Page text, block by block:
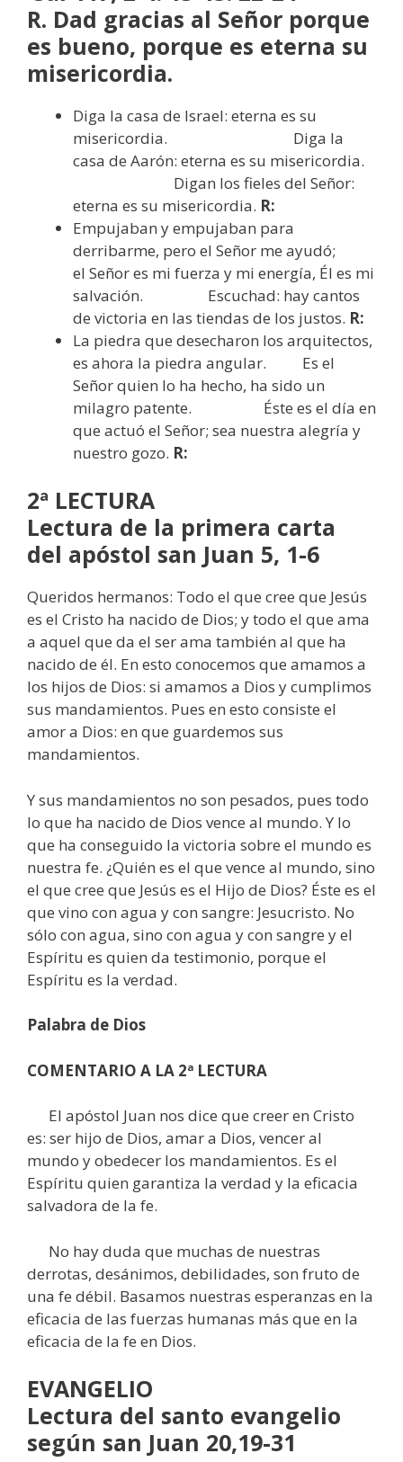
R. Dad gracias al Señor porque
es bueno, porque es eterna su
misericordia.
Diga la casa de Israel: eterna es su
misericordia. Diga la
casa de Aarón: eterna es su misericordia.
Digan los fieles del Señor:
eterna es su misericordia. R:
Empujaban y empujaban para
derribarme, pero el Señor me ayudó;
el Señor es mi fuerza y mi energía, Él es mi
salvación. Escuchad: hay cantos
de victoria en las tiendas de los justos. R:
La piedra que desecharon los arquitectos,
es ahora la piedra angular. Es el
Señor quien lo ha hecho, ha sido un
milagro patente. Éste es el día en
que actuó el Señor; sea nuestra alegría y
nuestro gozo. R:
2ª LECTURA
Lectura de la primera carta
del apóstol san Juan 5, 1-6
Queridos hermanos: Todo el que cree que Jesús
es el Cristo ha nacido de Dios; y todo el que ama
a aquel que da el ser ama también al que ha
nacido de él. En esto conocemos que amamos a
los hijos de Dios: si amamos a Dios y cumplimos
sus mandamientos. Pues en esto consiste el
amor a Dios: en que guardemos sus
mandamientos.
Y sus mandamientos no son pesados, pues todo
lo que ha nacido de Dios vence al mundo. Y lo
que ha conseguido la victoria sobre el mundo es
nuestra fe. ¿Quién es el que vence al mundo, sino
el que cree que Jesús es el Hijo de Dios? Éste es el
que vino con agua y con sangre: Jesucristo. No
sólo con agua, sino con agua y con sangre y el
Espíritu es quien da testimonio, porque el
Espíritu es la verdad.
Palabra de Dios
COMENTARIO A LA 2ª LECTURA
El apóstol Juan nos dice que creer en Cristo
es: ser hijo de Dios, amar a Dios, vencer al
mundo y obedecer los mandamientos. Es el
Espíritu quien garantiza la verdad y la eficacia
salvadora de la fe.
No hay duda que muchas de nuestras
derrotas, desánimos, debilidades, son fruto de
una fe débil. Basamos nuestras esperanzas en la
eficacia de las fuerzas humanas más que en la
eficacia de la fe en Dios.
EVANGELIO
Lectura del santo evangelio
según san Juan 20,19-31